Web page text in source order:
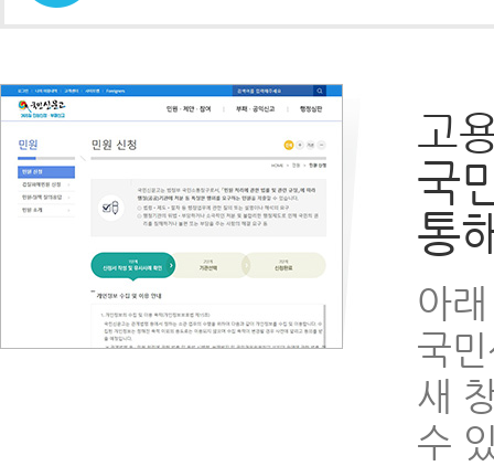
고
국
통
아
국
새
수